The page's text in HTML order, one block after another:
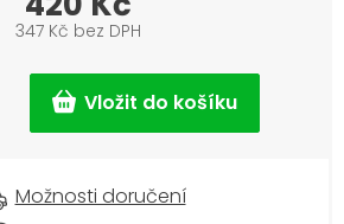
347 Kč bez DPH
cena:
Možnosti doručení